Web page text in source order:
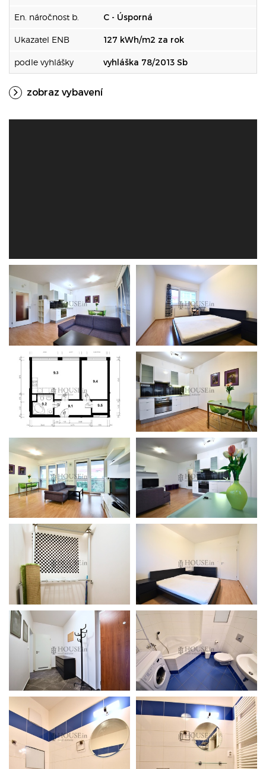
En. náročnost b. C - Úsporná
Ukazatel ENB 127 kWh/m2 za rok
podle vyhlášky vyhláška 78/2013 Sb
zobraz vybavení